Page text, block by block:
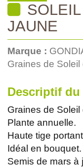
JAUNE
Marque :
Graines de
Descriptif
Graines de
Plante annuelle.
Haute tige
Idéal en bouquet.
Semis de mars à